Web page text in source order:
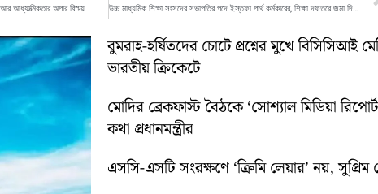
আধ্যাত্মিকতার অপার বিস্ময় উচ্চ মাধ্যমিক শিক্ষা সংসদের সভাপতির পদে ইস্তফা পার্থ কর্মকারের, শিক্ষা দফতরে জমা দিলেন পদত্যাগপত্র
বুমরাহ-হর্ষিতদের চোটে প্রশ্নের মুখে বিসিসিআই
ভারতীয় ক্রিকেটে
মোদির ব্রেকফাস্ট বৈঠকে ‘সোশ্যাল মিডিয়া
কথা প্রধানমন্ত্রীর
এসসি-এসটি সংরক্ষণে ‘ক্রিমি লেয়ার’ নয়, সুপ্রিম